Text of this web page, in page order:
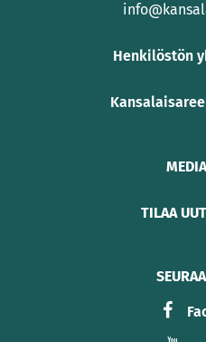
Henkilöstön
TILAA